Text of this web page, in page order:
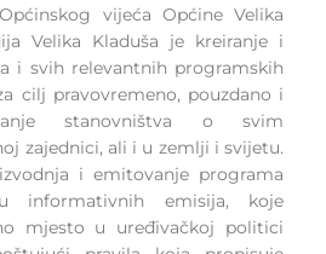
vijeća Općine Velika
Velika Kladuša je kreiranje i
i svih relevantnih programskih
cilj pravovremeno, pouzdano i
stanovništva o svim
zajednici, ali i u zemlji i svijetu.
i emitovanje programa
informativnih emisija, koje
mjesto u uređivačkoj politici